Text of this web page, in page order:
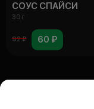
СОУС СПАЙСИ
30 г
92 ₽ 60 ₽